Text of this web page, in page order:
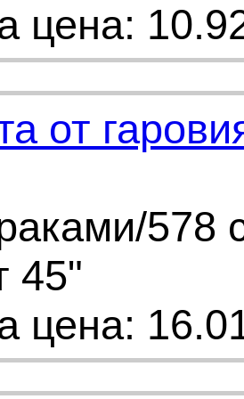
цена:
от
578
45"
цена: